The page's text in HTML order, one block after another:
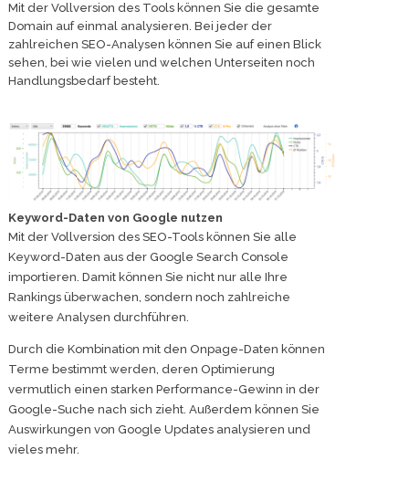
Mit der Vollversion des Tools können Sie die gesamte
Domain auf einmal analysieren. Bei jeder der
zahlreichen SEO-Analysen können Sie auf einen Blick
sehen, bei wie vielen und welchen Unterseiten noch
Handlungsbedarf besteht.
Keyword-Daten von Google nutzen
Mit der Vollversion des SEO-Tools können Sie alle
Keyword-Daten aus der Google Search Console
importieren. Damit können Sie nicht nur alle Ihre
Rankings überwachen, sondern noch zahlreiche
weitere Analysen durchführen.
Durch die Kombination mit den Onpage-Daten können
Terme bestimmt werden, deren Optimierung
vermutlich einen starken Performance-Gewinn in der
Google-Suche nach sich zieht. Außerdem können Sie
Auswirkungen von Google Updates analysieren und
vieles mehr.